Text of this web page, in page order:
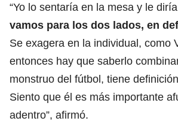
“Yo lo sentaría en la mesa y le
vamos para los dos lados, en
Se exagera en la individual, como
entonces hay que saberlo
monstruo del fútbol, tiene
Siento que él es más importante
adentro”, afirmó.